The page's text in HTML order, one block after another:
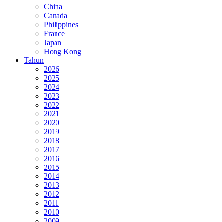
China
Canada
Philippines
France
Japan
Hong Kong
Tahun
2026
2025
2024
2023
2022
2021
2020
2019
2018
2017
2016
2015
2014
2013
2012
2011
2010